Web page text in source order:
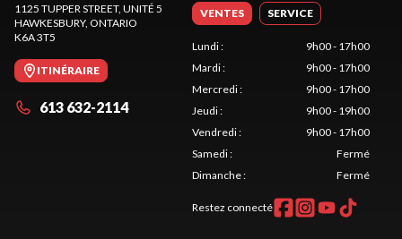
1125 TUPPER STREET, UNITÉ 5
HAWKESBURY, ONTARIO
K6A 3T5
ITINÉRAIRE
613 632-2114
VENTES SERVICE
Lundi:
9h00 - 17h00
Mardi:
9h00 - 17h00
Mercredi:
9h00 - 17h00
Jeudi:
9h00 - 19h00
Vendredi:
9h00 - 17h00
Samedi:
Fermé
Dimanche: Fermé
Restez connecté